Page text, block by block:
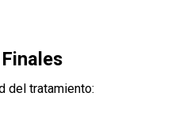
del tratamiento: